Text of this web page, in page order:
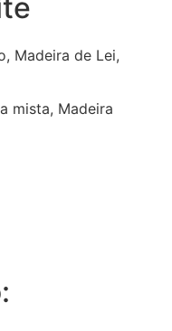
Madeira de Lei,
mista, Madeira